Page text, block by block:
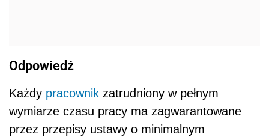
Odpowiedź
Każdy pracownik zatrudniony w pełnym
wymiarze czasu pracy ma zagwarantowane
przez przepisy ustawy o minimalnym